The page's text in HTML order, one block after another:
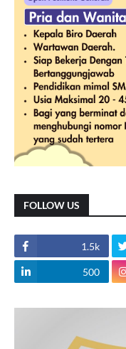
FOLLOW US
1.5k
500